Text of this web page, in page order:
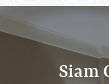
Siam
Siam